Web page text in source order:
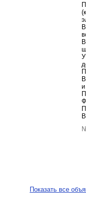
Показать все